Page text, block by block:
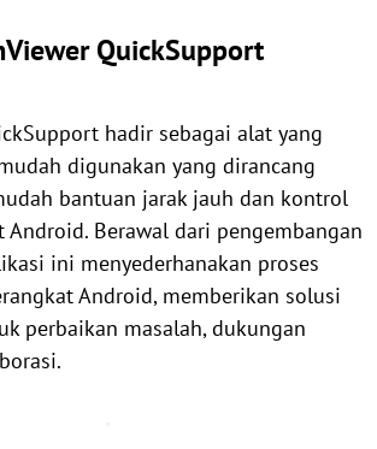
QuickSupport
hadir sebagai alat yang
digunakan yang dirancang
bantuan jarak jauh dan kontrol
Android. Berawal dari pengembangan
ini menyederhanakan proses
Android, memberikan solusi
perbaikan masalah, dukungan